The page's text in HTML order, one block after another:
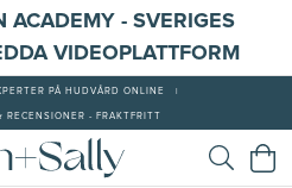
ACADEMY - SVERIGES
VIDEOPLATTFORM
PÅ HUDVÅRD ONLINE
- FRAKTFRITT